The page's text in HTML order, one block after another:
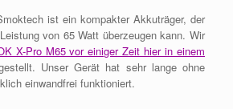
ist ein kompakter Akkuträger, der
von 65 Watt überzeugen kann. Wir
X-Pro M65 vor einiger Zeit hier in einem
Unser Gerät hat sehr lange ohne
einwandfrei funktioniert.